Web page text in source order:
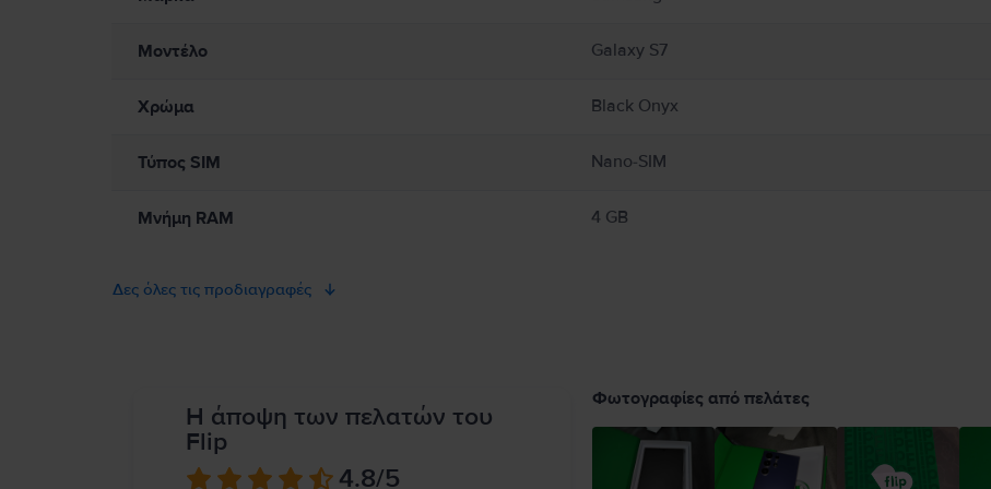
Μοντέλο Galaxy S7
Χρώμα Black Onyx
Τύπος SIM Nano-SIM
Μνήμη RAM 4 GB
Δες όλες τις προδιαγραφές
Η άποψη των πελατών του
Flip
4.8/5
Φωτογραφίες από πελάτες